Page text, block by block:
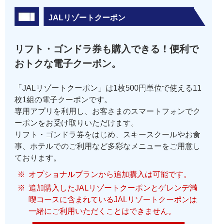
JALリゾートクーポン
リフト・ゴンドラ券も購入できる！便利で
おトクな電子クーポン。
「JALリゾートクーポン」は1枚500円単位で使える11
枚1組の電子クーポンです。
専用アプリを利用し、お客さまのスマートフォンでク
ーポンをお受け取りいただけます。
リフト・ゴンドラ券をはじめ、スキースクールやお食
事、ホテルでのご利用など多彩なメニューをご用意し
ております。
オプショナルプランから追加購入は可能です。
追加購入したJALリゾートクーポンとゲレンデ満
喫コースに含まれているJALリゾートクーポンは
一緒にご利用いただくことはできません。